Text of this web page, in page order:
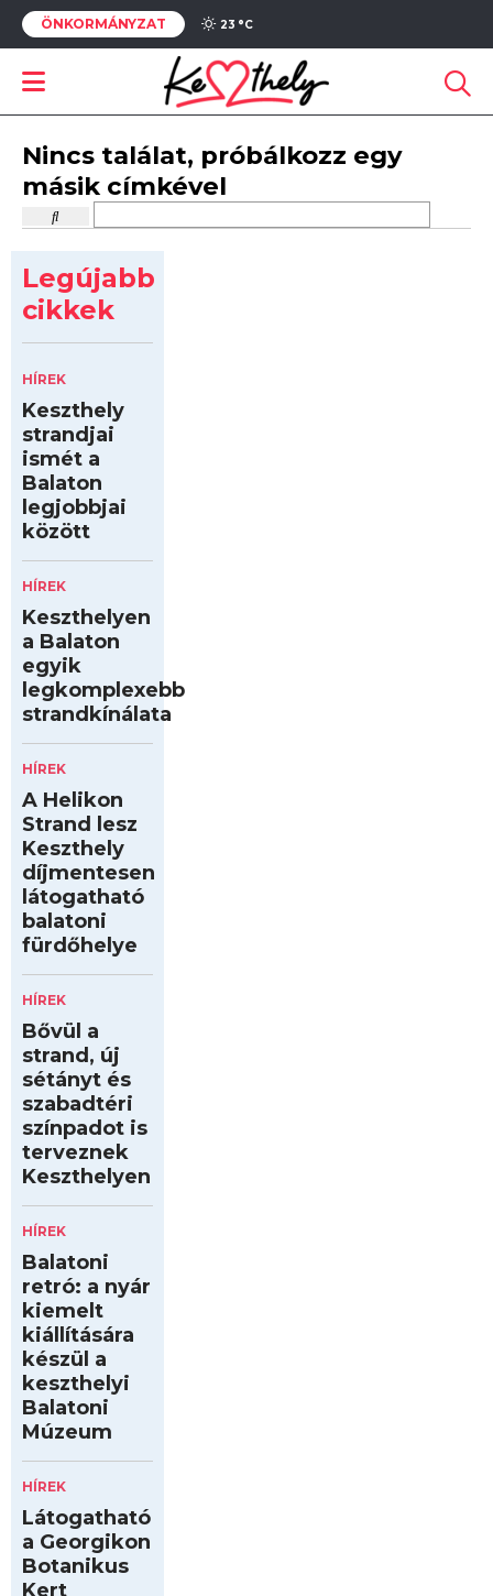
ÖNKORMÁNYZAT 23 °C
Nincs találat, próbálkozz egy
másik címkével
Legújabb
cikkek
HÍREK
Keszthely
strandjai
ismét a
Balaton
legjobbjai
között
HÍREK
Keszthelyen
a Balaton
egyik
legkomplexebb
strandkínálata
HÍREK
A Helikon
Strand lesz
Keszthely
díjmentesen
látogatható
balatoni
fürdőhelye
HÍREK
Bővül a
strand, új
sétányt és
szabadtéri
színpadot is
terveznek
Keszthelyen
HÍREK
Balatoni
retró: a nyár
kiemelt
kiállítására
készül a
keszthelyi
Balatoni
Múzeum
HÍREK
Látogatható
a Georgikon
Botanikus
Kert